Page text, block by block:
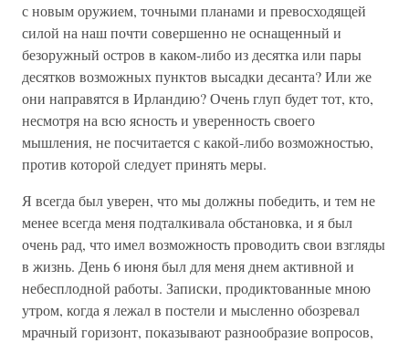
с новым оружием, точными планами и превосходящей
силой на наш почти совершенно не оснащенный и
безоружный остров в каком-либо из десятка или пары
десятков возможных пунктов высадки десанта? Или же
они направятся в Ирландию? Очень глуп будет тот, кто,
несмотря на всю ясность и уверенность своего
мышления, не посчитается с какой-либо возможностью,
против которой следует принять меры.
Я всегда был уверен, что мы должны победить, и тем не
менее всегда меня подталкивала обстановка, и я был
очень рад, что имел возможность проводить свои взгляды
в жизнь. День 6 июня был для меня днем активной и
небесплодной работы. Записки, продиктованные мною
утром, когда я лежал в постели и мысленно обозревал
мрачный горизонт, показывают разнообразие вопросов,